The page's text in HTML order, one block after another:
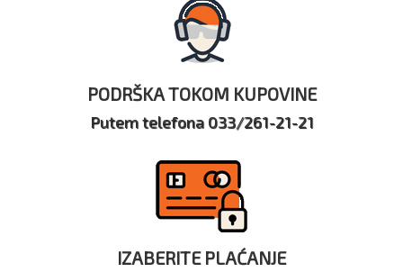
PODRŠKA TOKOM KUPOVINE
Putem telefona 033/261-21-21
IZABERITE PLAĆANJE